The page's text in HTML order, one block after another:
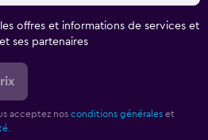
offres et informations de services et
ses partenaires
acceptez nos conditions générales et